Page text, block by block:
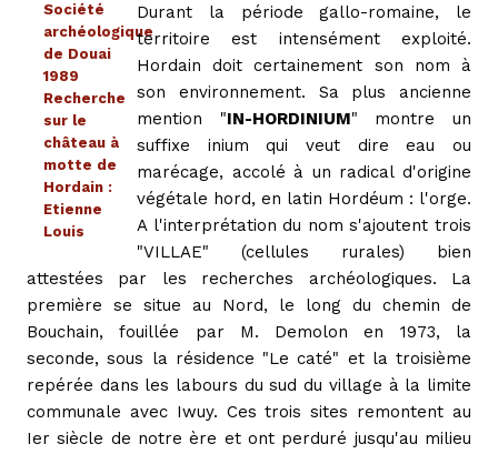
Société
archéologique
de Douai
1989
Recherche
sur le
château à
motte de
Hordain :
Etienne
Louis
Durant la période gallo-romaine, le
territoire est intensément exploité.
Hordain doit certainement son nom à
son environnement. Sa plus ancienne
mention "IN-HORDINIUM" montre un
suffixe inium qui veut dire eau ou
marécage, accolé à un radical d'origine
végétale hord, en latin Hordéum : l'orge.
A l'interprétation du nom s'ajoutent trois
"VILLAE" (cellules rurales) bien
attestées par les recherches archéologiques. La
première se situe au Nord, le long du chemin de
Bouchain, fouillée par M. Demolon en 1973, la
seconde, sous la résidence "Le caté" et la troisième
repérée dans les labours du sud du village à la limite
communale avec Iwuy. Ces trois sites remontent au
Ier siècle de notre ère et ont perduré jusqu'au milieu